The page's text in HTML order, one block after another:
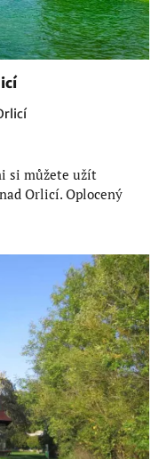
si můžete užít
Orlicí. Oplocený